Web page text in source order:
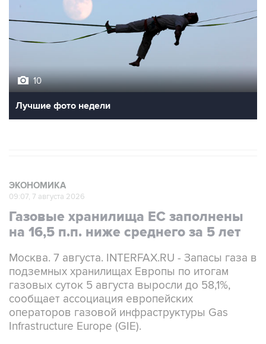
10
Лучшие фото недели
ЭКОНОМИКА
09:07, 7 августа 2026
Газовые хранилища ЕС заполнены
на 16,5 п.п. ниже среднего за 5 лет
Москва. 7 августа. INTERFAX.RU - Запасы газа в
подземных хранилищах Европы по итогам
газовых суток 5 августа выросли до 58,1%,
сообщает ассоциация европейских
операторов газовой инфраструктуры Gas
Infrastructure Europe (GIE).